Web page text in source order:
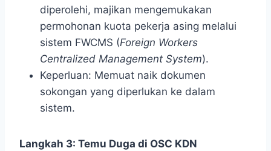
diperolehi, majikan mengemukakan
permohonan kuota pekerja asing melalui
sistem FWCMS (Foreign Workers
Centralized Management System).
Keperluan: Memuat naik dokumen
sokongan yang diperlukan ke dalam
sistem.
Langkah 3: Temu Duga di OSC KDN